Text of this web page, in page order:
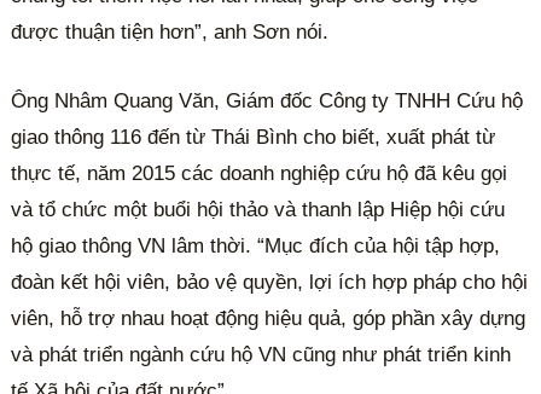
được thuận tiện hơn”, anh Sơn nói.
Ông Nhâm Quang Văn, Giám đốc Công ty TNHH Cứu hộ
giao thông 116 đến từ Thái Bình cho biết, xuất phát từ
thực tế, năm 2015 các doanh nghiệp cứu hộ đã kêu gọi
và tổ chức một buổi hội thảo và thanh lập Hiệp hội cứu
hộ giao thông VN lâm thời. “Mục đích của hội tập hợp,
đoàn kết hội viên, bảo vệ quyền, lợi ích hợp pháp cho hội
viên, hỗ trợ nhau hoạt động hiệu quả, góp phần xây dựng
và phát triển ngành cứu hộ VN cũng như phát triển kinh